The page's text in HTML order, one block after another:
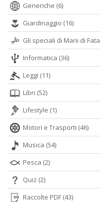
Generiche (6)
Giardinaggio (16)
Gli speciali di Mani di Fata
Informatica (36)
Leggi (11)
Libri (52)
Lifestyle (1)
Motori e Trasporti (46)
Musica (54)
Pesca (2)
Quiz (2)
Raccolte PDF (43)